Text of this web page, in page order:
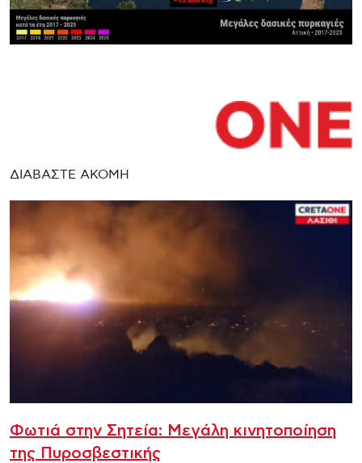
ΔΙΑΒΑΣΤΕ ΑΚΟΜΗ
Φωτιά στην Σητεία: Μεγάλη κινητοποίηση
της Πυροσβεστικής